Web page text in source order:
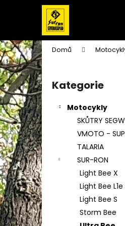
Domů
P
o
s
t
r
a
n
n
í
p
a
n
Přeskočit
kategorie
Kategorie
Motocykly
SKŮTRY
VMOTO -
TALARIA
SUR-RON
Light Bee X
Light Bee L1e
Light Bee S
Storm Bee
í
k
Zpět
do
obchodu
Zpět
do
obchodu